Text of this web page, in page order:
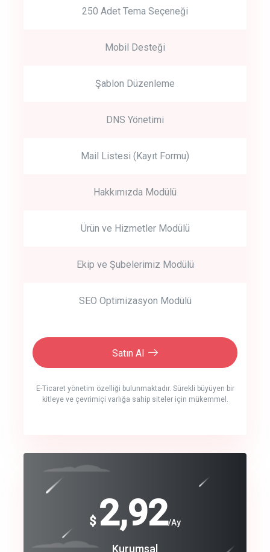
250 Adet Tema Seçeneği
Mobil Desteği
Şablon Düzenleme
DNS Yönetimi
Mail Listesi (Kayıt Formu)
Hakkımızda Modülü
Ürün ve Hizmetler Modülü
Ekip ve Şubelerimiz Modülü
SEO Optimizasyon Modülü
Satın Al
E-Ticaret yönetim özelliği bulunmaktadır. Sürekli büyüyen bir
kitleye ve çevrimiçi varlığa sahip siteler için mükemmel.
crm auto cync
track energy costs
$ 2,92/Ay
Kurumsal
$
240
Coroprate